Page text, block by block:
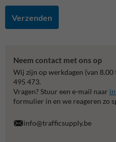
Verzenden
Neem contact met ons op
Wij zijn op werkdagen (van
495 473.
Vragen? Stuur een e-mail naar
formulier in en we reageren zo
info@trafficsupply.be